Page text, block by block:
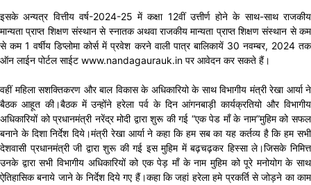
इसके अन्यत्र वित्तीय वर्ष-2024-25 में कक्षा 12वीं उत्तीर्ण होने के साथ-साथ राजकीय
मान्यता प्राप्त शिक्षण संस्थान से स्नातक अथवा राजकीय मान्यता प्राप्त शिक्षण संस्थान से कम
से कम 1 वर्षीय डिप्लोमा कोर्स में प्रवेश करने वाली पात्र बालिकायें 30 नवम्बर, 2024 तक
ऑन लाईन पोर्टल साईट www.nandagaurauk.in पर आवेदन कर सकते हैं।
वहीं महिला सशक्तिकरण और बाल विकास के अधिकारियो के साथ विभागीय मंत्री रेखा आर्या ने
बैठक आहूत की।बैठक में उन्होंने हरेला पर्व के दिन आंगनबाड़ी कार्यक्रतियो और विभागीय
अधिकारियों को प्रधानमंत्री नरेंद्र मोदी द्वारा शुरू की गई “एक पेड माँ के नाम”मुहिम को सफल
बनाने के दिशा निर्देश दिये।मंत्री रेखा आर्या ने कहा कि हम सब का यह कर्तव्य है कि हम सभी
देशवासी प्रधानमंत्री जी द्वारा शुरू की गई इस मुहिम में बढ़चढ़कर हिस्सा ले।जिसके निमित्त
उनके द्वारा सभी विभागीय अधिकारियों को एक पेड़ माँ के नाम मुहिम को पूरे मनोयोग के साथ
ऐतिहासिक बनाये जाने के निर्देश दिये गए हैं।कहा कि जहां हरेला हमे प्रकर्ति से जोड़ने का काम